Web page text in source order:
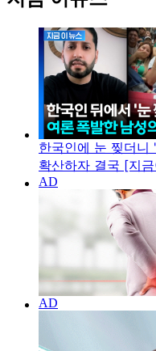
한국인에 눈 찢더니
확산하자 결국 [지